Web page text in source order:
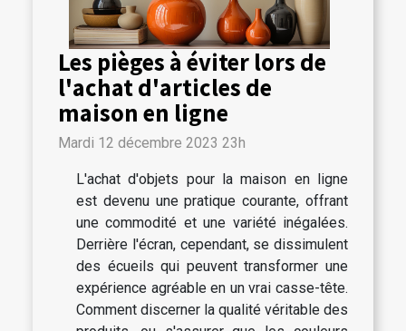
Les pièges à éviter lors de
l'achat d'articles de
maison en ligne
Mardi 12 décembre 2023 23h
L'achat d'objets pour la maison en ligne
est devenu une pratique courante, offrant
une commodité et une variété inégalées.
Derrière l'écran, cependant, se dissimulent
des écueils qui peuvent transformer une
expérience agréable en un vrai casse-tête.
Comment discerner la qualité véritable des